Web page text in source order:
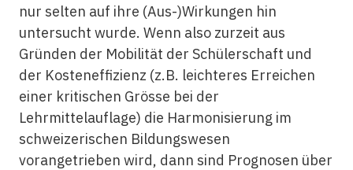
nur selten auf ihre (Aus-)Wirkungen hin
untersucht wurde. Wenn also zurzeit aus
Gründen der Mobilität der Schülerschaft und
der Kosteneffizienz (z.B. leichteres Erreichen
einer kritischen Grösse bei der
Lehrmittelauflage) die Harmonisierung im
schweizerischen Bildungswesen
vorangetrieben wird, dann sind Prognosen über